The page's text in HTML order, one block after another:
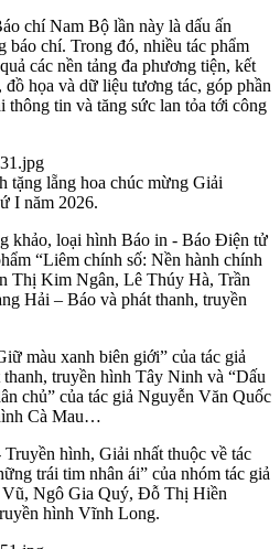
chí Nam Bộ lần này là dấu ấn
báo chí. Trong đó, nhiều tác phẩm
các nền tảng đa phương tiện, kết
họa và dữ liệu tương tác, góp phần
thông tin và tăng sức lan tỏa tới công
tặng lẵng hoa chúc mừng Giải
I năm 2026.
khảo, loại hình Báo in - Báo Điện tử
“Liêm chính số: Nền hành chính
Thị Kim Ngân, Lê Thúy Hà, Trần
Hải – Báo và phát thanh, truyền
màu xanh biên giới” của tác giả
truyền hình Tây Ninh và “Dấu
chủ” của tác giả Nguyễn Văn Quốc
Cà Mau…
hình, Giải nhất thuộc về tác
trái tim nhân ái” của nhóm tác giả
Ngô Gia Quý, Đỗ Thị Hiền
hình Vĩnh Long.